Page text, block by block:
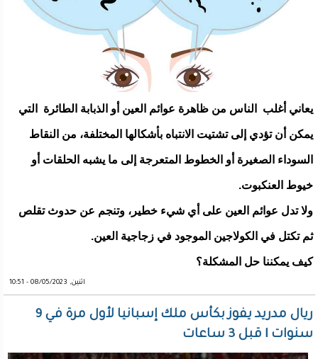
يعاني أغلب الناس من ظاهرة عوائم العين أو الذبابة الطائرة التي
يمكن أن تؤدي إلى تشتيت الانتباه بأشكالها المختلفة، من النقاط
السوداء الصغيرة أو الخطوط المتعرجة إلى ما يشبه الحلقات أو
خيوط العنكبوت.
ولا تدل عوائم العين على أي شيء خطير، وتنجم عن حدوث تقلص
ثم تكتل في الكولاجين الموجود في زجاجية العين.
كيف يمكننا حل المشكلة؟
اثنين, 08/05/2023 - 10:51
ريال مدريد يفوز بكأس ملك إسبانيا لأول مرة في 9
سنوات l قبل 3 ساعات